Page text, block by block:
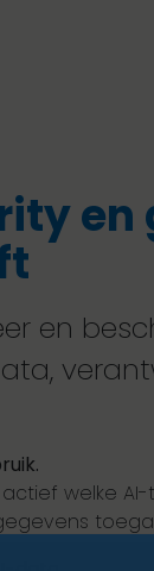
en
en
welke